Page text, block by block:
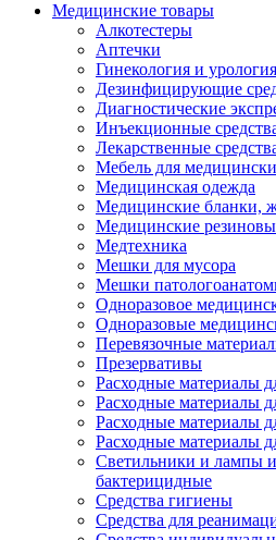
Медицинские товары
Алкотестеры
Аптечки
Гинекология и урология
Дезинфицирующие
Диагностические
Инъекционные
Лекарственные
Мебель для
Медицинская одежда
Медицинские бланки,
Медицинские
Медтехника
Мешки для мусора
Мешки
Одноразовое
Одноразовые
Перевязочные
Презервативы
Расходные материалы
Расходные материалы
Расходные материалы
Расходные материалы
Светильники и лампы
бактерицидные
Средства гигиены
Средства для